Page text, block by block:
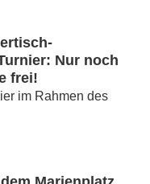
Nur noch
frei!
im Rahmen des